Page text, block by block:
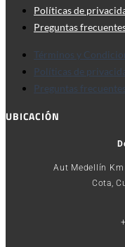
Políticas de
Preguntas
Términos y
Políticas de
Preguntas frecuentes
UBICACIÓN
Aut Medellín
Cota,